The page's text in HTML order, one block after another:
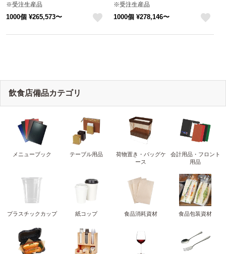
※受注生産品
※沖縄・離島 送料別途
1000個 ¥265,573〜
※受注生産品
※沖縄・離島 送料別途
1000個 ¥278,146〜
飲食店備品カテゴリ
メニューブック テーブル用品
荷物置き・バッグケ
ース
会計用品・フロント
用品
プラスチックカップ 紙コップ 食品消耗資材 食品包装資材